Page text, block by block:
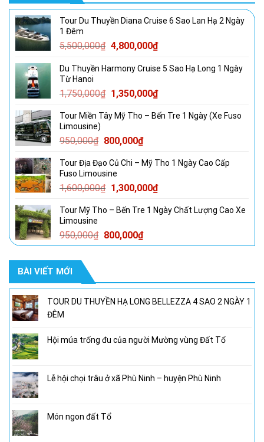
Tour Du Thuyền Diana Cruise 6 Sao Lan Hạ 2 Ngày
1 Đêm
5,500,000₫ Giá
là:
4,800,000₫Giá
tại
4,800,000₫.
Du Thuyền Harmony Cruise 5 Sao Hạ Long 1 Ngày
Từ Hanoi
1,750,000₫ Giá
là:
1,350,000₫Giá
tại
Tour Miền Tây Mỹ Tho – Bến Tre 1 Ngày (Xe Fuso
Limousine)
950,000₫ Giá
là:
950,000₫.
800,000₫Giá
tại
800,000₫.
Tour Địa Đạo Củ Chi – Mỹ Tho 1 Ngày Cao Cấp
Fuso Limousine
1,600,000₫ Giá
là:
1,300,000₫Giá
tại
Tour Mỹ Tho – Bến Tre 1 Ngày Chất Lượng Cao Xe
Limousine
950,000₫ Giá
gốc
800,000₫Giá
hiện
800,000₫.
BÀI VIẾT MỚI
TOUR DU THUYỀN HẠ LONG BELLEZZA 4 SAO 2 NGÀY 1
ĐÊM
Hội múa trống đu của người Mường vùng Đất Tổ
Lễ hội chọi trâu ở xã Phù Ninh – huyện Phù Ninh
Món ngon đất Tổ